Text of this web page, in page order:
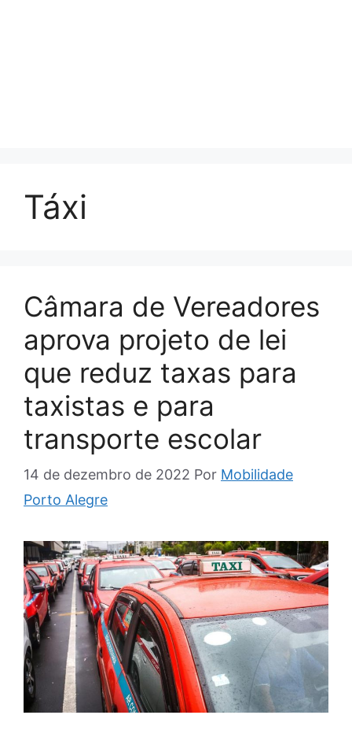
Táxi
Câmara de Vereadores
aprova projeto de lei
que reduz taxas para
taxistas e para
transporte escolar
14 de dezembro de 2022 Por Mobilidade
Porto Alegre